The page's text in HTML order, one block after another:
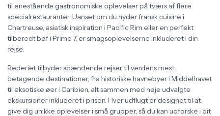
til enestående gastronomiske oplevelser på tværs af flere
specialrestauranter. Uanset om du nyder fransk cuisine i
Chartreuse, asiatisk inspiration i Pacific Rim eller en perfekt
tilberedt bøf i Prime 7, er smagsoplevelserne inkluderet i din
rejse.
Rederiet tilbyder spændende rejser til verdens mest
betagende destinationer, fra historiske havnebyer i Middelhavet
til eksotiske øer i Caribien, alt sammen med nøje udvalgte
ekskursioner inkluderet i prisen. Hver udflugt er designet til at
give dig unikke oplevelser i små grupper, så du kan udforske i dit